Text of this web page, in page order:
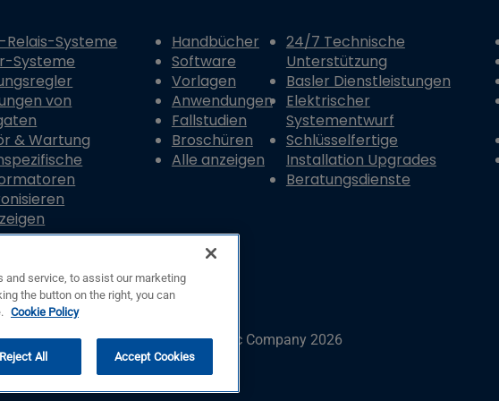
Relais-Systeme
Systeme
von
& Wartung
Handbücher
Software
Vorlagen
Anwendungen
Fallstudien
Broschüren
Alle anzeigen
24/7 Technische
Unterstützung
Basler Dienstleistungen
Elektrischer
Systementwurf
Schlüsselfertige
Installation Upgrades
Beratungsdienste
© Copyright © Basler Electric Company 2026
and service, to assist our marketing
the button on the right, you can
Cookie Policy
Reject All Accept Cookies